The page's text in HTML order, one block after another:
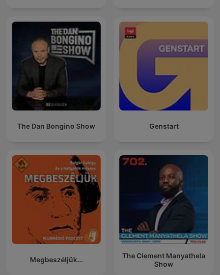
The Dan Bongino Show Genstart
Megbeszéljük...
The Clement Manyathela
Show